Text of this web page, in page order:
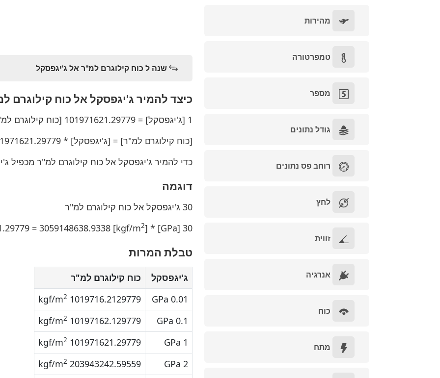
שנה ל כוח קילוגרם למ"ר אל ג'יגפסקל
כיצד להמיר ג'יגפסקל אל כוח קילוגרם
1 [ג'יגפסקל] = 101971621.29779 [כוח קילוגרם למ"ר]
[כוח קילוגרם למ"ר] = [ג'יגפסקל] * 101971621.29779
כדי להמיר ג'יגפסקל אל כוח קילוגרם למ"ר מכפיל ג'יגפסקל *
דוגמה
30 ג'יגפסקל אל כוח קילוגרם למ"ר
30 [GPa] * 101971621.29779 = 3059148638.9338 [kgf/m
2]
טבלת המרות
ג'יגפסקל
כוח קילוגרם למ"ר
0.01 GPa
1019716.2129779 kgf/m
2
0.1 GPa
10197162.129779 kgf/m
2
1 GPa
101971621.29779 kgf/m
2
2 GPa
203943242.59559 kgf/m
2
מהירות
טמפרטורה
מספר
גודל נתונים
רוחב פס נתונים
לחץ
זווית
אנרגיה
כוח
מתח